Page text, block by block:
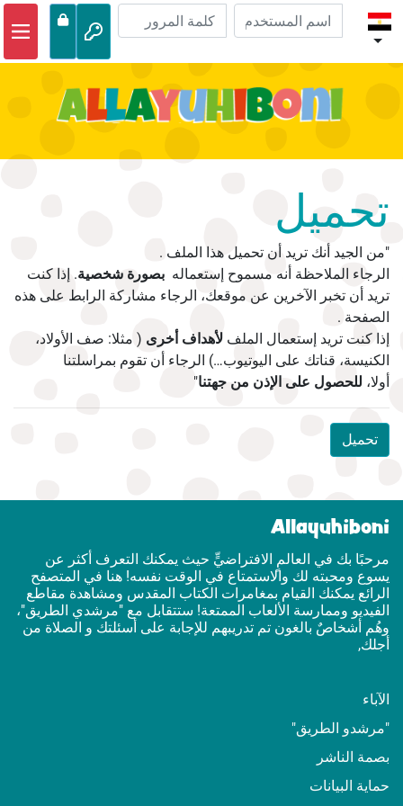
مغامرات الكتاب المقدس
أنشطة
تحميل
"من الجيد أنك تريد أن تحميل هذا الملف .
الرجاء الملاحظة أنه مسموح إستعماله بصورة شخصية. إذا كنت
تريد أن تخبر الآخرين عن موقعك، الرجاء مشاركة الرابط على هذه
الصفحة .
إذا كنت تريد إستعمال الملف لأهداف أخرى ( مثلا: صف الأولاد،
الكنيسة، قناتك على اليوتيوب…) الرجاء أن تقوم بمراسلتنا
أولا، للحصول على الإذن من جهتنا"
تحميل
Allayuhiboni
مرحبًا بك في العالمٍ الافتراضيٍّ حيث يمكنك التعرف أكثر عن
يسوع ومحبته لك والاستمتاع في الوقت نفسه! هنا في المتصفح
الرائع يمكنك القيام بمغامرات الكتاب المقدس ومشاهدة مقاطع
الفيديو وممارسة الألعاب الممتعة! ستتقابل مع "مرشدي الطريق"،
وهُم أشخاصٌ بالغون تم تدريبهم للإجابة على أسئلتك و الصلاة من
أجلك,
الآباء
"مرشدو الطريق"
بصمة الناشر
حماية البيانات